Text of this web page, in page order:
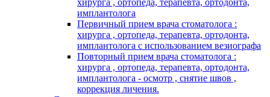
хирурга , ортопеда, терапевта, ортодонта,
имплантолога
Первичный прием врача стоматолога :
хирурга , ортопеда, терапевта, ортодонта,
имплантолога с использованием везиографа
Повторный прием врача стоматолога :
хирурга , ортопеда, терапевта, ортодонта,
имплантолога - осмотр , снятие швов ,
коррекция личения.